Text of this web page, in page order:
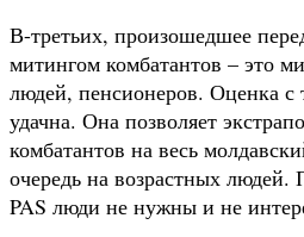
В-третьих, произошедшее
митингом комбатантов – это
людей, пенсионеров. Оценка с
удачна. Она позволяет
комбатантов на весь
очередь на возрастных
PAS люди не нужны и не